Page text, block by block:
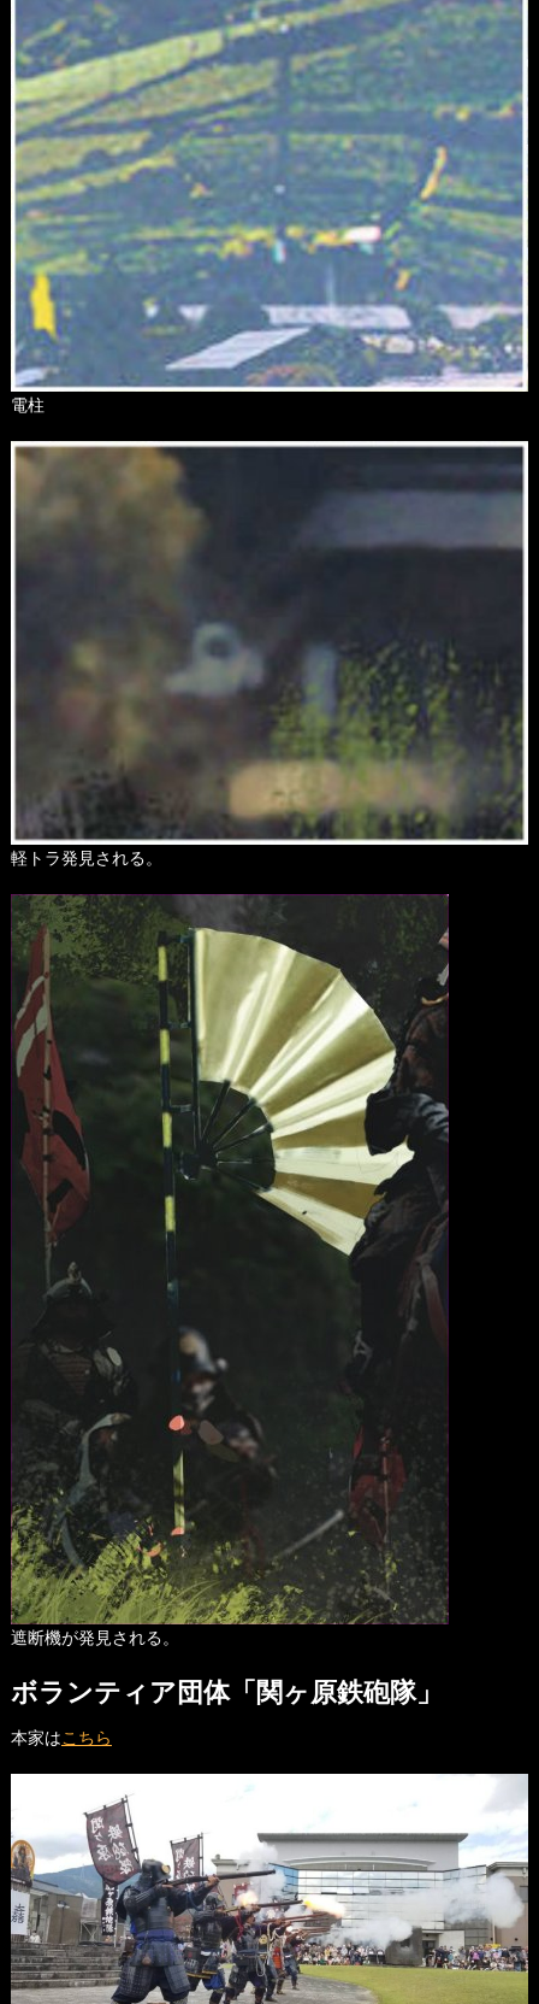
電柱
軽トラ発見される。
遮断機が発見される。
ボランティア団体「関ヶ原鉄砲隊」
本家はこちら